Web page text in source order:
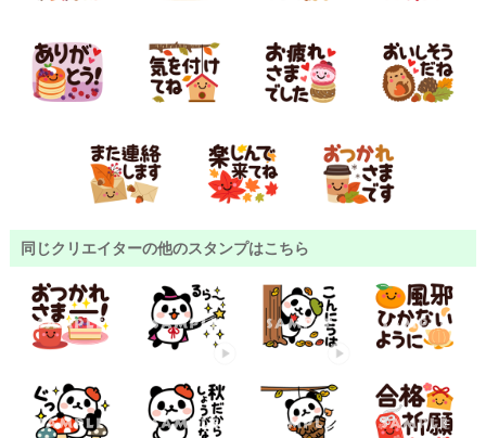
同じクリエイターの他のスタンプはこちら